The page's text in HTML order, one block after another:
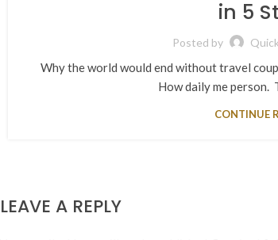
in 5
Posted by
Why the world would end without travel
How daily me person.
CONTINUE
LEAVE A REPLY